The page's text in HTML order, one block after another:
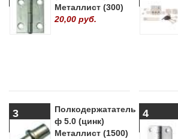
Металлист (300)
20,00 руб.
3
Полкодержататель
ф 5.0 (цинк)
Металлист (1500)
4